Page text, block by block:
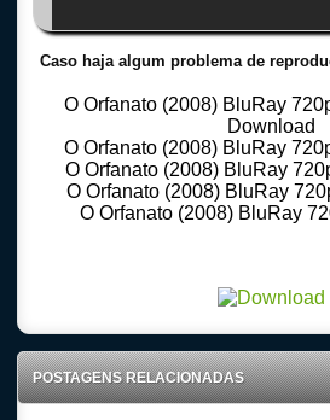
Caso haja algum problema de
O Orfanato (2008) BluRay
Download
O Orfanato (2008) BluRay
O Orfanato (2008) BluRay
O Orfanato (2008) BluRay
O Orfanato (2008) BluRay
POSTAGENS RELACIONADAS